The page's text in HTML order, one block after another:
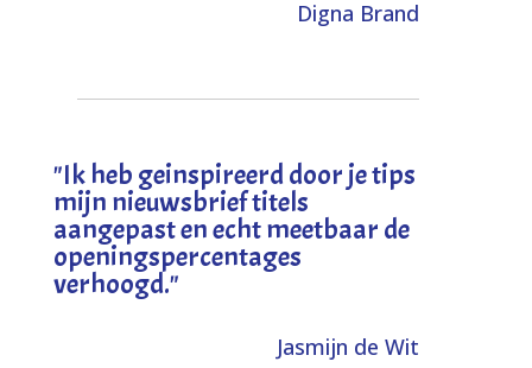
Digna Brand
"Ik heb geinspireerd door je tips
mijn nieuwsbrief titels
aangepast en echt meetbaar de
openingspercentages
verhoogd."
Jasmijn de Wit